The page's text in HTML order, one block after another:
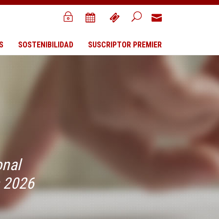
SOSTENIBILIDAD SUSCRIPTOR PREMIER